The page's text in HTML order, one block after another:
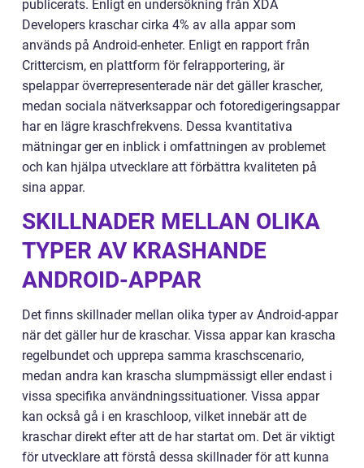
publicerats. Enligt en undersökning från XDA
Developers kraschar cirka 4% av alla appar som
används på Android-enheter. Enligt en rapport från
Crittercism, en plattform för felrapportering, är
spelappar överrepresenterade när det gäller krascher,
medan sociala nätverksappar och fotoredigeringsappar
har en lägre kraschfrekvens. Dessa kvantitativa
mätningar ger en inblick i omfattningen av problemet
och kan hjälpa utvecklare att förbättra kvaliteten på
sina appar.
SKILLNADER MELLAN OLIKA
TYPER AV KRASHANDE
ANDROID-APPAR
Det finns skillnader mellan olika typer av Android-appar
när det gäller hur de kraschar. Vissa appar kan krascha
regelbundet och upprepa samma kraschscenario,
medan andra kan krascha slumpmässigt eller endast i
vissa specifika användningssituationer. Vissa appar
kan också gå i en kraschloop, vilket innebär att de
kraschar direkt efter att de har startat om. Det är viktigt
för utvecklare att förstå dessa skillnader för att kunna